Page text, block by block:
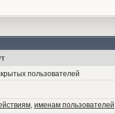
пользователей
, именам пользователей